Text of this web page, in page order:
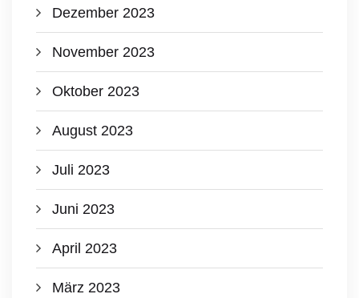
Dezember 2023
November 2023
Oktober 2023
August 2023
Juli 2023
Juni 2023
April 2023
März 2023